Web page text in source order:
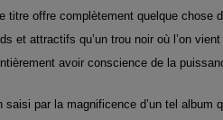
titre offre complètement quelque chose
et attractifs qu’un trou noir où l’on
avoir conscience de la
saisi par la magnificence d’un tel